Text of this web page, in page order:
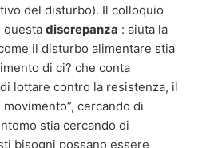
del disturbo). Il colloquio
questa discrepanza : aiuta la
il disturbo alimentare stia
di ci? che conta
lottare contro la resistenza, il
cercando di
stia cercando di
bisogni possano essere